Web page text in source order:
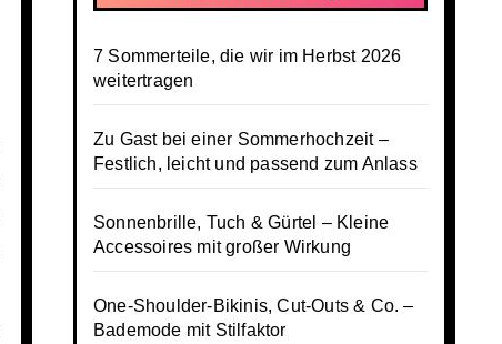
7 Sommerteile, die wir im Herbst 2026
weitertragen
Zu Gast bei einer Sommerhochzeit –
Festlich, leicht und passend zum Anlass
Sonnenbrille, Tuch & Gürtel – Kleine
Accessoires mit großer Wirkung
One-Shoulder-Bikinis, Cut-Outs & Co. –
Bademode mit Stilfaktor